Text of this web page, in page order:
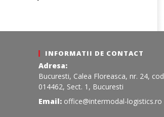
INFORMATII DE CONTACT
Adresa:
Bucuresti, Calea Floreasca, nr. 24, cod
014462, Sect. 1, Bucuresti
Email:office@intermodal-logistics.ro